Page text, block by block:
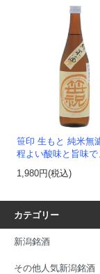
笹印 生もと 純米無
程よい酸味と旨味
1,980円(税込)
カテゴリー
新潟銘酒
その他人気新潟銘酒